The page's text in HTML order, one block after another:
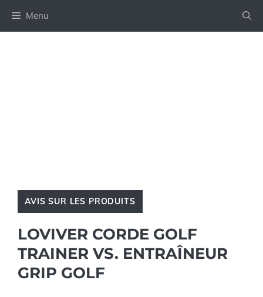
Menu
AVIS SUR LES PRODUITS
LOVIVER CORDE GOLF
TRAINER VS. ENTRAÎNEUR
GRIP GOLF